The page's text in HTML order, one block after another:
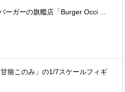
ーガーの旗艦店「Burger Occi ...
狼このみ」の1/7スケールフィギ